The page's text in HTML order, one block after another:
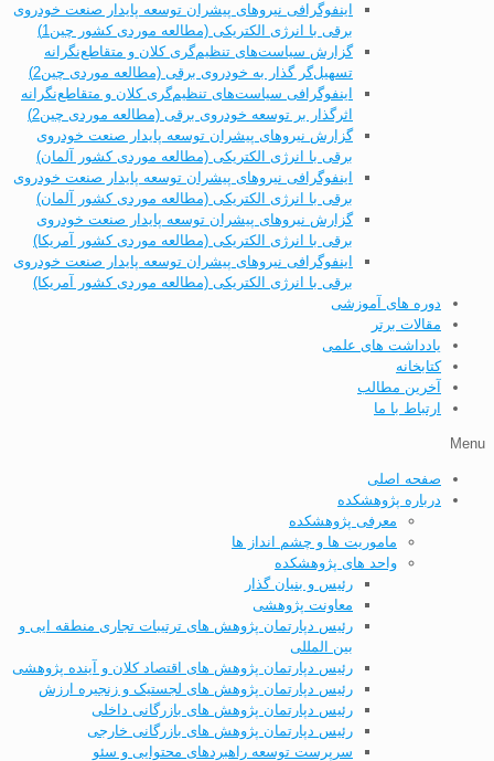
اینفوگرافی نیروهای پیشران توسعه پایدار صنعت خودروی
برقی با انرژی الکتریکی (مطالعه موردی کشور چین1)
گزارش سیاست‌های تنظیم‌گری کلان و متقاطع‌نگرانه
تسهیل‌گر گذار به خودروی برقی (مطالعه موردی چین2)
اینفوگرافی سیاست‌های تنظیم‌گری کلان و متقاطع‌نگرانه
اثرگذار بر توسعه خودروی برقی (مطالعه موردی چین2)
گزارش نیروهای پیشران توسعه پایدار صنعت خودروی
برقی با انرژی الکتریکی (مطالعه موردی کشور آلمان)
اینفوگرافی نیروهای پیشران توسعه پایدار صنعت خودروی
برقی با انرژی الکتریکی (مطالعه موردی کشور آلمان)
گزارش نیروهای پیشران توسعه پایدار صنعت خودروی
برقی با انرژی الکتریکی (مطالعه موردی کشور آمریکا)
اینفوگرافی نیروهای پیشران توسعه پایدار صنعت خودروی
برقی با انرژی الکتریکی (مطالعه موردی کشور آمریکا)
دوره های آموزشی
مقالات برتر
یادداشت های علمی
کتابخانه
آخرین مطالب
ارتباط با ما
Menu
صفحه اصلی
درباره پژوهشکده
معرفی پژوهشکده
ماموریت ها و چشم انداز ها
واحد های پژوهشکده
رئیس و بنیان گذار
معاونت پژوهشی
رئیس دپارتمان پژوهش های ترتیبات تجاری منطقه ایی و
بین المللی
رئیس دپارتمان پژوهش های اقتصاد کلان و آینده پژوهشی
رئیس دپارتمان پژوهش های لجستیک و زنجیره ارزش
رئیس دپارتمان پژوهش های بازرگانی داخلی
رئیس دپارتمان پژوهش های بازرگانی خارجی
سرپرست توسعه راهبردهای محتوایی و سئو